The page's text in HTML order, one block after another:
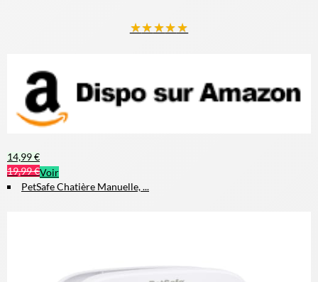
★★★★★
14,99 €
19,99 €Voir
PetSafe Chatière Manuelle, ...